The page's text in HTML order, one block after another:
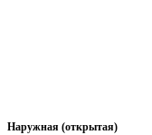
Наружная (открытая)